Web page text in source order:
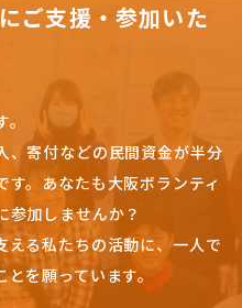
ご支援・参加いた
、寄付などの民間資金が半分
。 あなたも大阪ボランティ
参加しませんか？
える私たちの活動に、一人で
とを願っています。